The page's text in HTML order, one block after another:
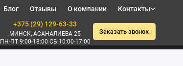
Блог Отзывы О компании Контакты
+375 (29) 129-63-33
МИНСК, АСАНАЛИЕВА 25
ПН-ПТ 9:00-18:00 СБ 10:00-17:00
Заказать звонок